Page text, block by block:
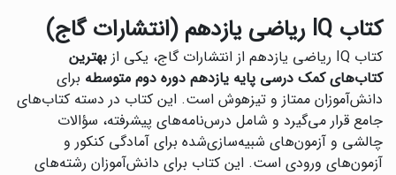
کتاب IQ ریاضی یازدهم (انتشارات گاج)
کتاب IQ ریاضی یازدهم از انتشارات گاج، یکی از
بهترین
کتاب‌های کمک درسی پایه یازدهم دوره دوم متوسطه برای
دانش‌آموزان ممتاز و تیزهوش است. این کتاب در دسته کتاب‌های
جامع قرار می‌گیرد و شامل درس‌نامه‌های پیشرفته، سؤالات
چالشی و آزمون‌های شبیه‌سازی‌شده برای آمادگی کنکور و
آزمون‌های ورودی است. این کتاب برای دانش‌آموزان رشته‌های